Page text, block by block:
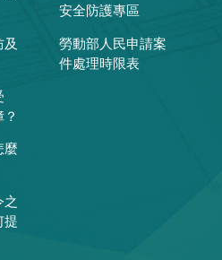
及
麼
之
提
安全防護專區
勞動部人民申請案
件處理時限表